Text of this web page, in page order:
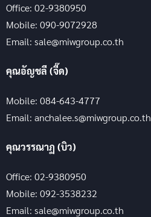
Office: 02-9380950
Mobile: 090-9072928
Email: sale@miwgroup.co.th
คุณอัญชลี (จี๊ด)
Mobile: 084-643-4777
Email: anchalee.s@miwgroup.co.th
คุณวรรณาฏ (บิว)
Office: 02-9380950
Mobile: 092-3538232
Email: sale@miwgroup.co.th